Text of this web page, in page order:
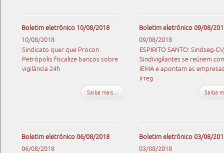
Boletim eletrônico 10/08/2018
10/08/2018
Sindicato quer que Procon
Petrópolis fiscalize bancos sobre
vigilância 24h
Saiba mais...
Boletim eletrônico 09/08/
09/08/2018
ESPIRITO SANTO: Sindseg-
Sindivigilantes se reúnem
IEMA e apontam as
irreg
Saiba
Boletim eletrônico 06/08/2018
06/08/2018
Boletim eletrônico 03/08/
03/08/2018